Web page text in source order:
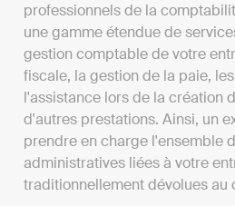
professionnels de la
une gamme étendue de
gestion comptable de votre
fiscale, la gestion de la paie,
l'assistance lors de la création
d'autres prestations. Ainsi, un
prendre en charge l'ensemble
administratives liées à votre
traditionnellement dévolues au